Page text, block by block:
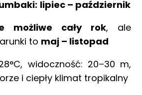
Nurkowe
i kiedy nurkować
Galeria
Blog
DAN
lipiec – październik
możliwe cały rok, ale
to maj – listopad
widoczność: 20–30 m,
i ciepły klimat tropikalny